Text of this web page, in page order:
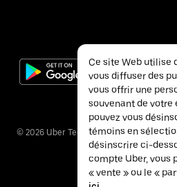
© 2026 Uber Technologies inc.
Ce site Web utilise
vous diffuser des
vous offrir une
souvenant de votre
pouvez vous
témoins en
désinscrire ci-
compte Uber, vous
« vente » ou le «